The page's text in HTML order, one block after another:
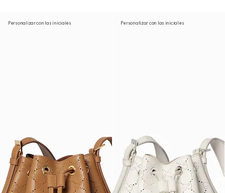
Personalizar con las iniciales Personalizar con las iniciales